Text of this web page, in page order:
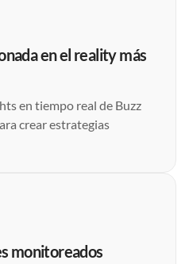
en el reality más
en tiempo real de Buzz
crear estrategias
monitoreados